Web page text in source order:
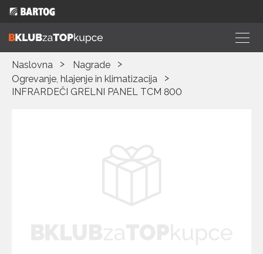
Naslovna
Nagrade
Ogrevanje, hlajenje in klimatizacija
INFRARDEČI GRELNI PANEL TCM 800